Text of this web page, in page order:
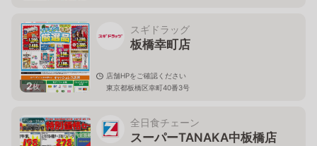
2枚
スギドラッグ
板橋幸町店
店舗HPをご確認ください
東京都板橋区幸町40番3号
全日食チェーン
スーパーTANAKA中板橋店